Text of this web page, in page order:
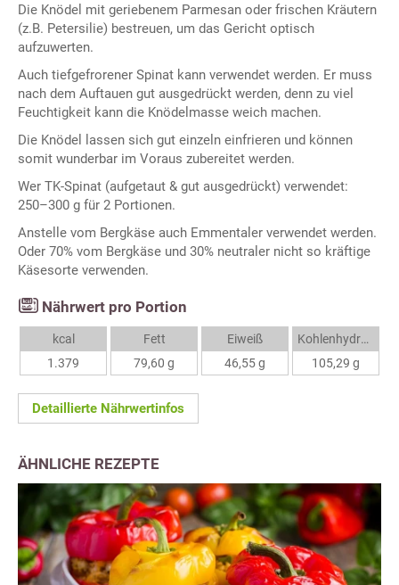
Die Knödel mit geriebenem Parmesan oder frischen Kräutern
(z.B. Petersilie) bestreuen, um das Gericht optisch
aufzuwerten.
Auch tiefgefrorener Spinat kann verwendet werden. Er muss
nach dem Auftauen gut ausgedrückt werden, denn zu viel
Feuchtigkeit kann die Knödelmasse weich machen.
Die Knödel lassen sich gut einzeln einfrieren und können
somit wunderbar im Voraus zubereitet werden.
Wer TK-Spinat (aufgetaut & gut ausgedrückt) verwendet:
250–300 g für 2 Portionen.
Anstelle vom Bergkäse auch Emmentaler verwendet werden.
Oder 70% vom Bergkäse und 30% neutraler nicht so kräftige
Käsesorte verwenden.
Nährwert pro Portion
kcal
1.379
Fett
79,60 g
Eiweiß
46,55 g
Kohlenhydrate
105,29 g
Detaillierte Nährwertinfos
ÄHNLICHE REZEPTE